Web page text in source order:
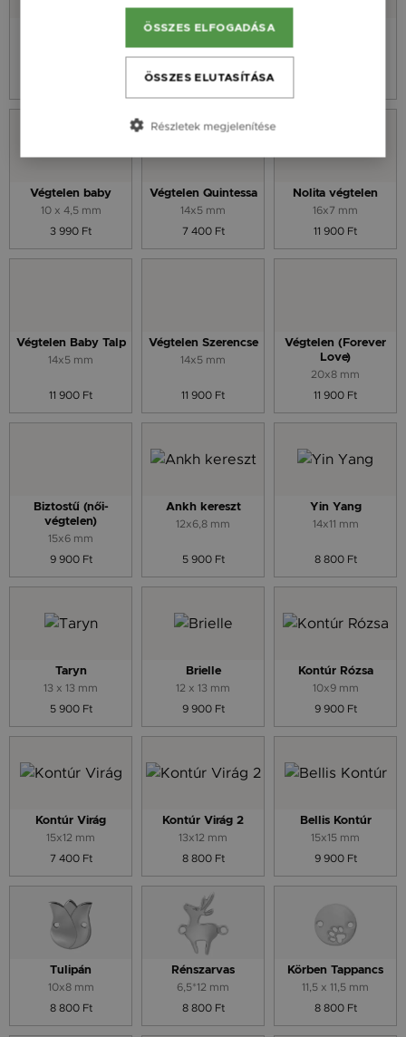
Szív Végtelen
13,9 x 10,2 mm
9 900 Ft
Végtelen baby
10 x 4,5 mm
3 990 Ft
Végtelen Quintessa
14x5 mm
7 400 Ft
Nolita végtelen
16x7 mm
11 900 Ft
Végtelen Baby Talp
14x5 mm
11 900 Ft
Végtelen Szerencse
14x5 mm
11 900 Ft
Végtelen (Forever
Love)
20x8 mm
11 900 Ft
Biztostű (női-
végtelen)
15x6 mm
9 900 Ft
Ankh kereszt
12x6,8 mm
5 900 Ft
Yin Yang
14x11 mm
8 800 Ft
Taryn
13 x 13 mm
5 900 Ft
Brielle
12 x 13 mm
9 900 Ft
Kontúr Rózsa
10x9 mm
9 900 Ft
Kontúr Virág
15x12 mm
7 400 Ft
Kontúr Virág 2
13x12 mm
8 800 Ft
Bellis Kontúr
15x15 mm
9 900 Ft
Tulipán
10x8 mm
8 800 Ft
Rénszarvas
6,5*12 mm
8 800 Ft
Körben Tappancs
11,5 x 11,5 mm
8 800 Ft
ÖSSZES ELFOGADÁSA
ÖSSZES ELUTASÍTÁSA
Részletek megjelenítése